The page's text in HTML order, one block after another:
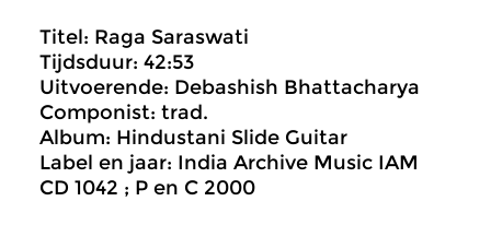
Titel: Raga Saraswati
Tijdsduur: 42:53
Uitvoerende: Debashish Bhattacharya
Componist: trad.
Album: Hindustani Slide Guitar
Label en jaar: India Archive Music IAM
CD 1042 ; P en C 2000